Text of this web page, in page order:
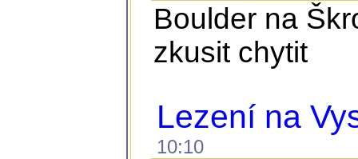
Boulder na
zkusit chytit
Lezení na
10:10